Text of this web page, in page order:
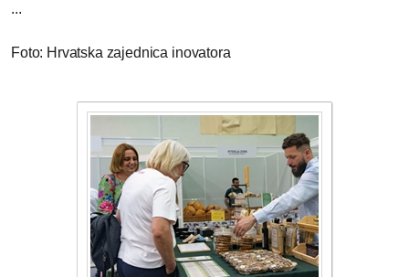
...
Foto: Hrvatska zajednica inovatora